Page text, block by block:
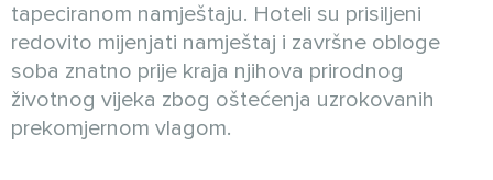
tapeciranom namještaju. Hoteli su prisiljeni
redovito mijenjati namještaj i završne obloge
soba znatno prije kraja njihova prirodnog
životnog vijeka zbog oštećenja uzrokovanih
prekomjernom vlagom.